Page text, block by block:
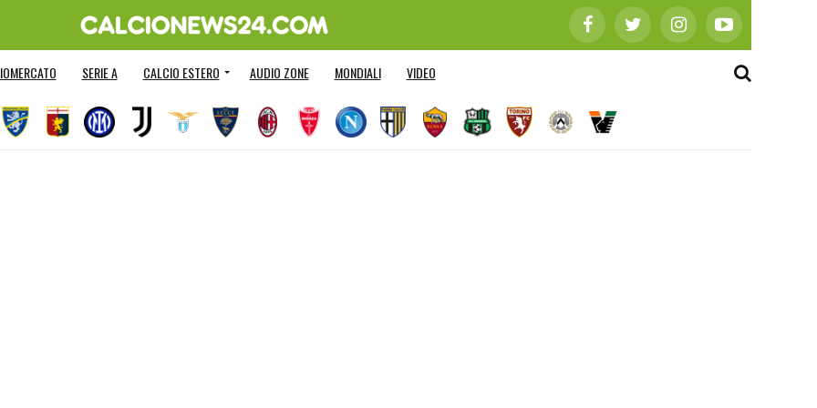
SERIE A CALCIO ESTERO AUDIO ZONE MONDIALI VIDEO